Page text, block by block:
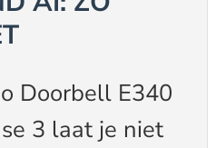
Doorbell E340
3 laat je niet